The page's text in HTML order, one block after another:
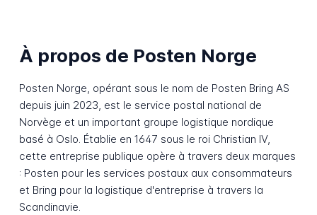
À propos de Posten Norge
Posten Norge, opérant sous le nom de Posten Bring AS
depuis juin 2023, est le service postal national de
Norvège et un important groupe logistique nordique
basé à Oslo. Établie en 1647 sous le roi Christian IV,
cette entreprise publique opère à travers deux marques
: Posten pour les services postaux aux consommateurs
et Bring pour la logistique d'entreprise à travers la
Scandinavie.